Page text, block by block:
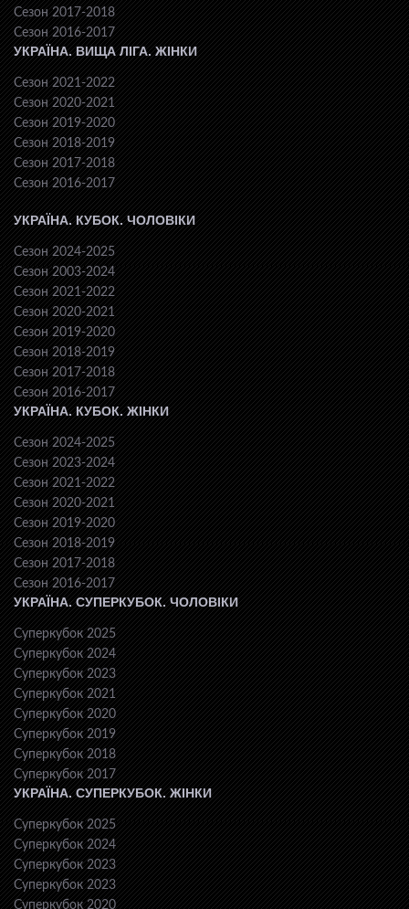
Сезон 2017-2018
Сезон 2016-2017
УКРАЇНА. ВИЩА ЛІГА. ЖІНКИ
Сезон 2021-2022
Сезон 2020-2021
Сезон 2019-2020
Сезон 2018-2019
Сезон 2017-2018
Сезон 2016-2017
УКРАЇНА. КУБОК. ЧОЛОВІКИ
Сезон 2024-2025
Сезон 2003-2024
Сезон 2021-2022
Сезон 2020-2021
Сезон 2019-2020
Сезон 2018-2019
Сезон 2017-2018
Сезон 2016-2017
УКРАЇНА. КУБОК. ЖІНКИ
Сезон 2024-2025
Сезон 2023-2024
Сезон 2021-2022
Сезон 2020-2021
Сезон 2019-2020
Сезон 2018-2019
Сезон 2017-2018
Сезон 2016-2017
УКРАЇНА. СУПЕРКУБОК. ЧОЛОВІКИ
Суперкубок 2025
Суперкубок 2024
Суперкубок 2023
Суперкубок 2021
Суперкубок 2020
Суперкубок 2019
Суперкубок 2018
Суперкубок 2017
УКРАЇНА. СУПЕРКУБОК. ЖІНКИ
Суперкубок 2025
Суперкубок 2024
Суперкубок 2023
Суперкубок 2023
Суперкубок 2020